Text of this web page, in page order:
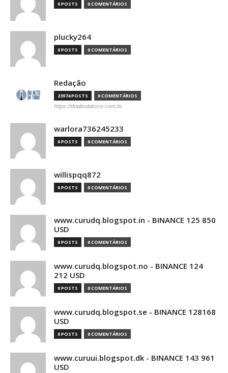
0 POSTS 0 COMENTÁRIOS
plucky264
0 POSTS 0 COMENTÁRIOS
Redação
23974 POSTS 0 COMENTÁRIOS
https://doaltodatorre.com.br
warlora736245233
0 POSTS 0 COMENTÁRIOS
willispqq872
0 POSTS 0 COMENTÁRIOS
www.curudq.blogspot.in - BINANCE 125 850
USD
0 POSTS 0 COMENTÁRIOS
www.curudq.blogspot.no - BINANCE 124
212 USD
0 POSTS 0 COMENTÁRIOS
www.curudq.blogspot.se - BINANCE 128168
USD
0 POSTS 0 COMENTÁRIOS
www.curuui.blogspot.dk - BINANCE 143 961
USD